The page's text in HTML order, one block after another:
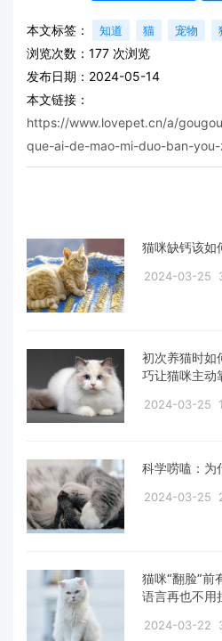
本文标签： 知道 猫 宠物
浏览次数： 177 次浏览
发布日期：2024-05-14
本文链接：
https://www.lovepet.cn/a/
que-ai-de-mao-mi-duo-ban-
猫咪缺钙该如
2024-03-25
初次养猫时如
巧让猫咪主动
2024-03-25
科学唠嗑：为
2024-03-25
猫咪“翻脸”前
语言再也不用
2024-03-22